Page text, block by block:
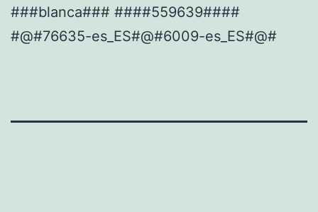
###blanca### ####559639####
#@#76635-es_ES#@#6009-es_ES#@#